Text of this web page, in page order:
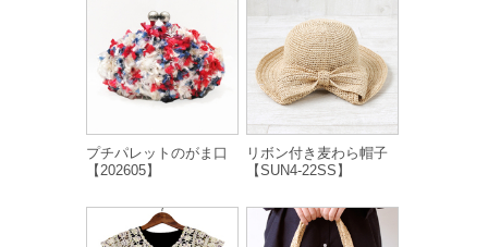
プチパレットのがま口
【202605】
リボン付き麦わら帽子
【SUN4-22SS】